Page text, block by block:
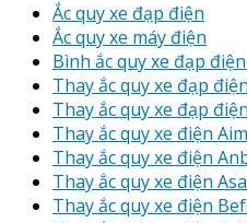
Ắc quy xe đạp điện
Ắc quy xe máy điện
Bình ắc quy xe đạp
Thay ắc quy xe đạp
Thay ắc quy xe đạp
Thay ắc quy xe điện
Thay ắc quy xe điện
Thay ắc quy xe điện
Thay ắc quy xe điện